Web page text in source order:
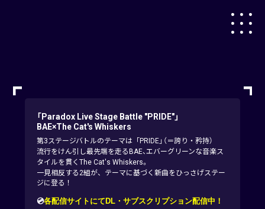
「Paradox Live Stage Battle "PRIDE"」
BAE×The Cat's Whiskers
第3ステージバトルのテーマは「PRIDE」（＝誇り・矜持）
流行をけん引し最先端を走るBAE、エバーグリーンな音楽ス
タイルを貫くThe Cat's Whiskers。
一見相反する2組が、テーマに基づく新曲をひっさげステー
ジに登る！
💿各配信サイトにてDL・サブスクリプション配信中！